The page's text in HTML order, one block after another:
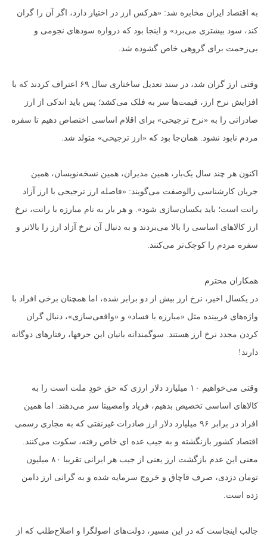
به اقتصاد ایران مخابره شد: «هرکس ارز در اختیار دارد، اگر آن را گران
کند، سود بیشتری می‌برد» و اینجا بود که دروازه سودهای نجومی و
بی‌زحمت برای گروهی خاص گشوده شد.
وقتی ارز گران شد، در سند تعدیل ساختاری سال ۶۹ اعتراف کردند که با
افزایش نرخ ارز، قیمت‌ها سر به فلک می‌کشد؛ پس باید اندکی از ارز
صادراتی را به «نرخ ترجیحی» برای اقلام اساسی اختصاص دهیم تا سفره
مردم نابود نشود. همان‌جا بود که «ارز ترجیحی» متولد شد.
اکنون هر چند سال یک‌بار، همین مدیران، همین نسخه‌نویسان، همین
جریان کارشناسی زالوصفت می‌گویند: «فاصله ارز ترجیحی با ارز آزاد
رانت است؛ باید یکسان‌سازی شود». و هر بار به نام مبارزه با رانت، نرخ
ارز کالاهای اساسی را بالا می‌بردند و به دنبال آن نرخ آزاد ارز را بالاتر و
سفره مردم را کوچک‌تر می‌کنند.
همکاران محترم
در یکسال اخیر، نرخ ارز بیش از دو برابر شده، اما همچنان برخی افراد با
واژه‌های فریبنده مثل «مبارزه با فساد» و «واقعی‌سازی»، دنبال گران
کردن مجدد نرخ ارز هستند. سوگمندانه بانیان این حرفها، رفتارهای دوگانه
دارند!
وقتی می‌خواهیم ۱۰ میلیارد دلار ارزی که حق خودِ ملت است را به
کالاهای اساسی تخصیص بدهیم، فریاد وامصیبتا سر می‌دهند. اما همین
افراد در برابر ۹۶ میلیارد دلار ارز صادرات غیرنفتی که به مجاری رسمی
اقتصاد کشور بازنگشته و به جیب عده ای خاص رفته، سکوت می‌کنند.
معنی این عدم بازگشت ارز یعنی از جیب هر ایرانی تقریبا ۸۰ میلیون
تومان دزدی، صرف قاچاق و خروج سرمایه شده و به گرانی ارز دامن
زده است.
جالب اینجاست که در این مسیر، دولت‌های اصولگرا و اصلاح‌طلب که از